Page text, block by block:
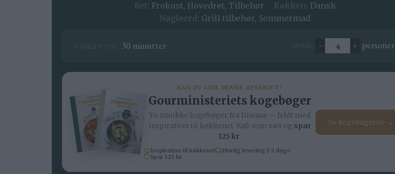
Ret: Frokost, Hovedret, Tilbehør Køkken: Dansk
Nøgleord: Grill tilbehør, Sommermad
30minutter
minutter
Ændre antal
– + personer
KAN DU LIDE DENNE OPSKRIFT?
Gourministeriets kogebøger
To smukke kogebøger fra Dianna — fyldt med
inspiration til køkkenet. Køb som sæt og spar
125 kr.
Inspiration til køkkenet
Hurtig levering 1-2 dage
Spar 125 kr
Se kogebøgerne →